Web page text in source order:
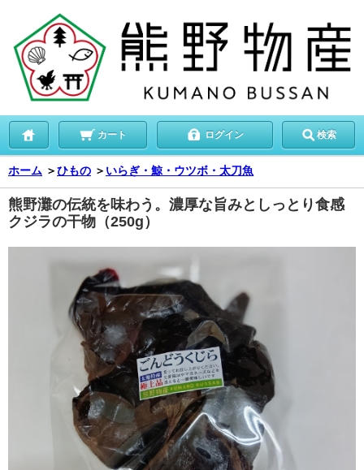
カート ログイン 検索
ホーム ＞ひもの ＞ いらぎ・鯨・ウツボ・太刀魚
熊野灘の伝統を味わう。濃厚な旨みとしっとり食感
クジラの干物（250g）